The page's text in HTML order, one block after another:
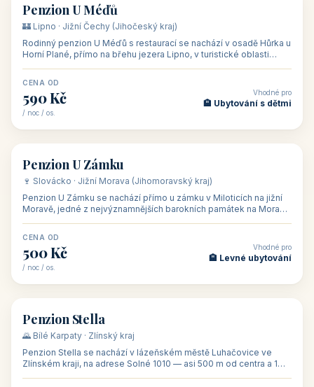
🏡 penzion
Penzion U Méďů
🏰 Lipno · Jižní Čechy (Jihočeský kraj)
Rodinný penzion U Méďů s restaurací se nachází v osadě Hůrka u
Horní Plané, přímo na břehu jezera Lipno, v turistické oblasti
CENA OD
590 Kč
/ noc / os.
Vhodné pro
🏨 Ubytování s dětmi
🏡 penzion
Penzion U Zámku
🍷 Slovácko · Jižní Morava (Jihomoravský kraj)
Penzion U Zámku se nachází přímo u zámku v Miloticích na jižní
Moravě, jedné z nejvýznamnějších barokních památek na Moravě,
CENA OD
500 Kč
/ noc / os.
Vhodné pro
🏨 Levné ubytování
🏡 penzion
Penzion Stella
🌄 Bílé Karpaty · Zlínský kraj
Penzion Stella se nachází v lázeňském městě Luhačovice ve
Zlínském kraji, na adrese Solné 1010 — asi 500 m od centra a 1